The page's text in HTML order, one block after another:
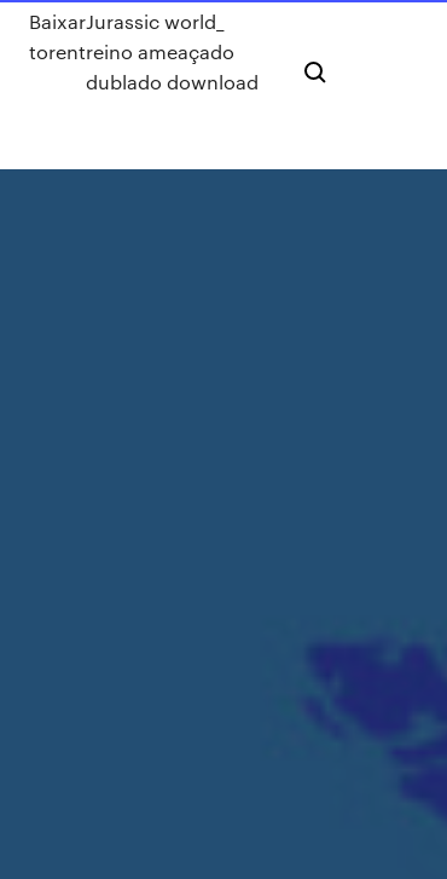
Baixar
torent
Jurassic world_
reino ameaçado
dublado download